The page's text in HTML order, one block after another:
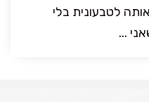
לטבעונית בלי
...